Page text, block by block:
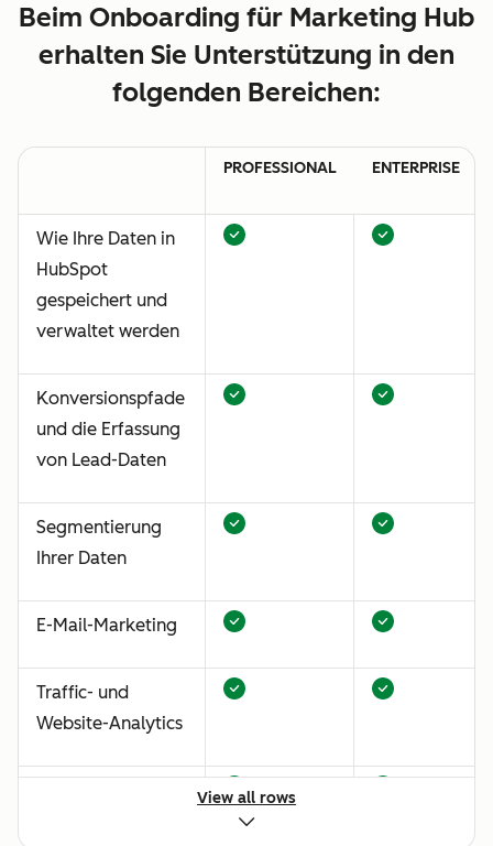
Beim Onboarding für Marketing Hub
erhalten Sie Unterstützung in den
folgenden Bereichen:
PROFESSIONAL ENTERPRISE
Wie Ihre Daten in
HubSpot
gespeichert und
verwaltet werden
Konversionspfade
und die Erfassung
von Lead-Daten
Segmentierung
Ihrer Daten
E-Mail-Marketing
Traffic- und
Website-Analytics
View all rows